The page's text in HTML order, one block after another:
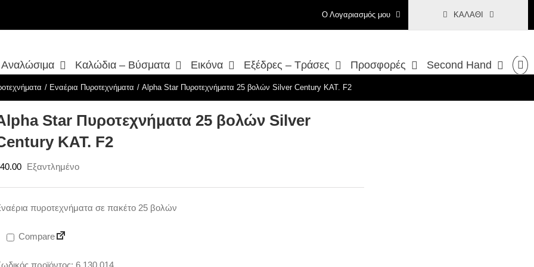
Ο Λογαριασμός μου ΚΑΛΆΘΙ
Καλώδια – Βύσματα Εικόνα Εξέδρες – Τράσες Προσφορές Second Hand
Εναέρια Πυροτεχνήματα Alpha Star Πυροτεχνήματα 25 βολών Silver Century ΚΑΤ. F2
Star Πυροτεχνήματα 25 βολών Silver
ΚΑΤ. F2
40.00 Εξαντλημένο
πυροτεχνήματα σε πακέτο 25 βολών
Compare
προϊόντος: 6,130,014